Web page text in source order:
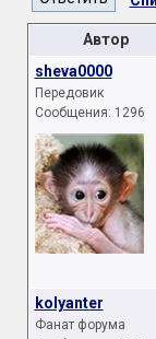
Автор
sheva0000
Передовик
Сообщения: 1296
kolyanter
Фанат форума